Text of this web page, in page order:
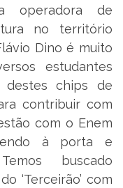
operadora de
no território
Dino é muito
estudantes
destes chips de
contribuir com
com o Enem
à porta e
buscado
‘Terceirão’ com